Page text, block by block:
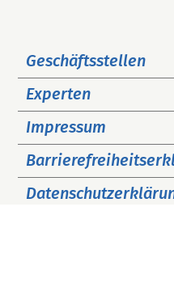
überspringen
Geschäftsstellen
Experten
Impressum